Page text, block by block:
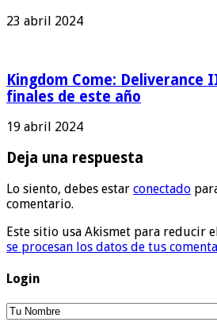
23 abril 2024
Kingdom Come: Deliverance
finales de este año
19 abril 2024
Deja una respuesta
Lo siento, debes estar conectado
comentario.
Este sitio usa Akismet para reducir
se procesan los datos de tus
Login